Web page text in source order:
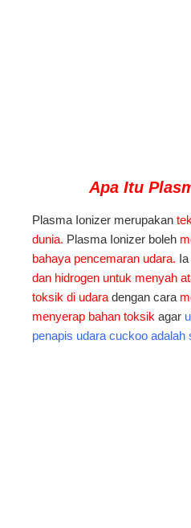
Apa Itu
Plasma Ionizer merupakan
dunia. Plasma Ionizer boleh
bahaya pencemaran udara. Ia
dan hidrogen untuk menyah
toksik di udara dengan cara
menyerap bahan toksik agar
penapis udara cuckoo adalah